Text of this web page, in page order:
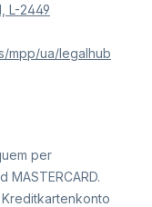
L-2449
mpp/ua/legalhub
per